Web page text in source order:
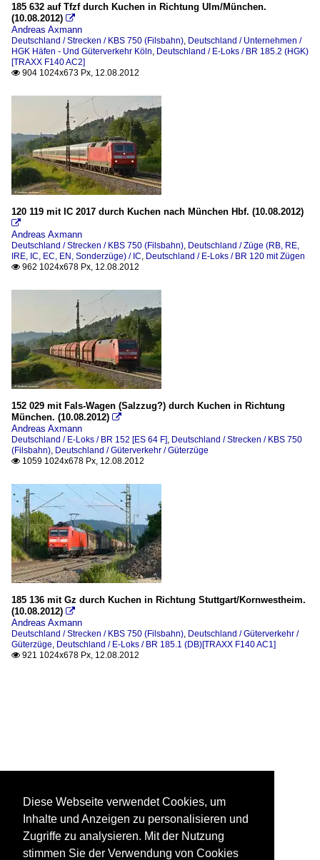
185 632 auf Tfzf durch Kuchen in Richtung Ulm/München.
(10.08.2012) 
Andreas Axmann
Deutschland / Strecken / KBS 750 (Filsbahn) Deutschland / Unternehmen /
HGK Häfen - Und Güterverkehr Köln Deutschland / E-Loks / BR 185.2 (HGK)
[TRAXX F140 AC2]
 904 1024x673 Px, 12.08.2012
120 119 mit IC 2017 durch Kuchen nach München Hbf. (10.08.2012)

Andreas Axmann
Deutschland / Strecken / KBS 750 (Filsbahn) Deutschland / Züge (RB, RE,
IRE, IC, EC, EN, Sonderzüge) / IC Deutschland / E-Loks / BR 120 mit Zügen
 962 1024x678 Px, 12.08.2012
152 029 mit Fals-Wagen (Salzzug?) durch Kuchen in Richtung
München. (10.08.2012) 
Andreas Axmann
Deutschland / E-Loks / BR 152 [ES 64 F] Deutschland / Strecken / KBS 750
(Filsbahn) Deutschland / Güterverkehr / Güterzüge
 1059 1024x678 Px, 12.08.2012
185 136 mit Gz durch Kuchen in Richtung Stuttgart/Kornwestheim.
(10.08.2012) 
Andreas Axmann
Deutschland / Strecken / KBS 750 (Filsbahn) Deutschland / Güterverkehr /
Güterzüge Deutschland / E-Loks / BR 185.1 (DB)[TRAXX F140 AC1]
 921 1024x678 Px, 12.08.2012
Diese Webseite verwendet Cookies, um
Inhalte und Anzeigen zu personalisieren und
Zugriffe zu analysieren. Mit der Nutzung
stimmen Sie der Verwendung von Cookies